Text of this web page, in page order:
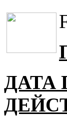
ДАТА